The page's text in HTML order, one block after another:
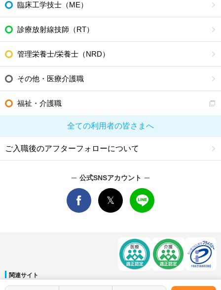
臨床工学技士（ME）
診療放射線技師（RT）
管理栄養士/栄養士（NRD）
その他・医療介護職
福祉・介護職
全ての利用者の皆さまへ
ご入職後のアフターフォローについて
公式SNSアカウント
関連サイト
マイナビDOCTOR│マイナビ看護師│マイナビ薬剤師│マイナビ保育士